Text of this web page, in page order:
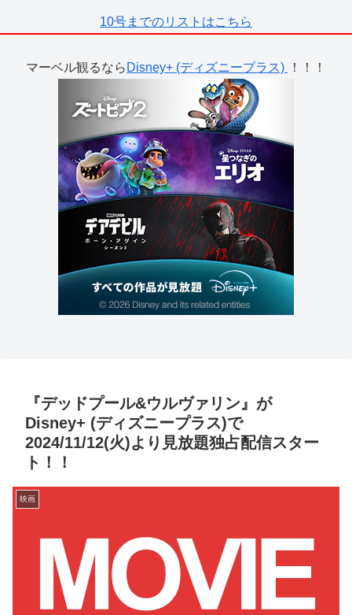
10号までのリストはこちら
マーベル観るなら Disney+ (ディズニープラス) ！！！
『デッドプール&ウルヴァリン』が
Disney+ (ディズニープラス)で
2024/11/12(火)より見放題独占配信スター
ト！！
映画